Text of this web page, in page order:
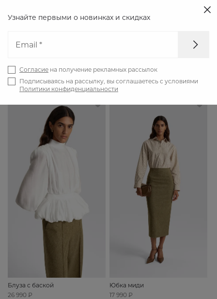
Новинки 66
Блуза с баской
26 990 ₽
Юбка миди
17 990 ₽
Узнайте первыми о новинках и скидках
Email *
Согласие на получение рекламных рассылок
Подписываясь на рассылку, вы соглашаетесь с условиями
Политики конфиденциальности